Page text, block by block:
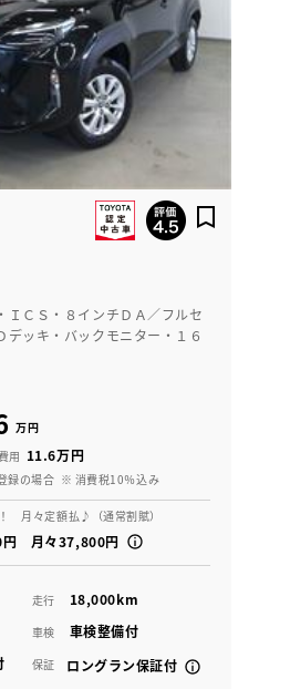
ＩＣＳ・８インチＤＡ／フルセ
デッキ・バックモニター・１６
万円
用 11.6万円
録の場合 ※ 消費税10％込み
月々定額払♪（通常割賦）
円 月々37,800円
走行 18,000km
車検 車検整備付
保証 ロングラン保証付